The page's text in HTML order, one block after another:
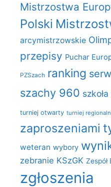
Mistrzostwa
Polski
arcymistrzowskie
przepisy Puchar
PZSzach ranking
szachy 960 szkoła
turniej otwarty turniej
zaproszeniami
weteran wybory
zebranie KSzGK
zgłoszenia